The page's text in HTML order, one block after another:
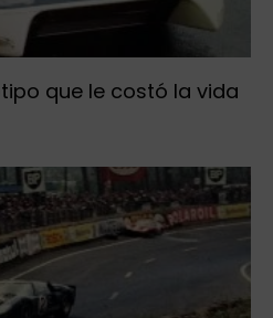
que le costó la vida